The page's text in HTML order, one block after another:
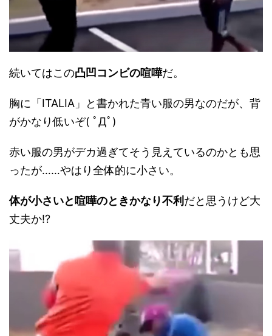
続いてはこの凸凹コンビの喧嘩だ。
胸に「ITALIA」と書かれた青い服の男なのだが、背
がかなり低いぞ( ﾟДﾟ)
赤い服の男がデカ過ぎてそう見えているのかとも思
ったが……やはり全体的に小さい。
体が小さいと喧嘩のときかなり不利 だと思うけど大
丈夫か!?